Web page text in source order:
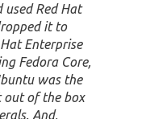
used Red Hat
it to
Enterprise
Fedora Core,
was the
out of the box
And,